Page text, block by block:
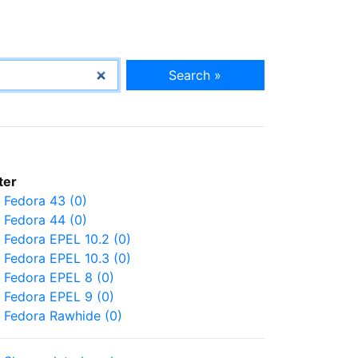
Search »
Fedora 43 (0)
Fedora 44 (0)
Fedora EPEL 10.2 (0)
Fedora EPEL 10.3 (0)
Fedora EPEL 8 (0)
Fedora EPEL 9 (0)
Fedora Rawhide (0)